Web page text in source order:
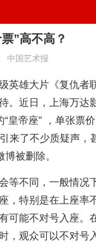
”高不高？
中国艺术报
英雄大片《复仇者
。近日，上海万达
“皇帝座” ，单张票
来了不少质疑声，
被删除。
等不同，一般情况
，特别是在上座率
可能不对号入座。
，观众可以不对号